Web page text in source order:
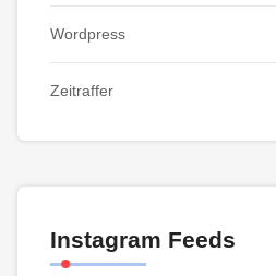
Wordpress
Zeitraffer
Instagram Feeds